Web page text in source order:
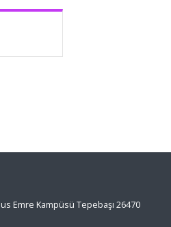
Emre Kampüsü Tepebaşı 26470